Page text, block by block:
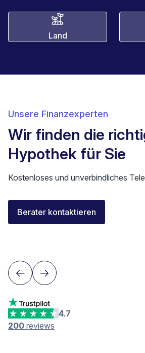
Land
Unsere Finanzexperten
Wir finden die
Hypothek für Sie
Kostenloses und unverbindliches
Berater kontaktieren
Elisa Longo
Finanzierungsberaterin IAF
4.7
200 reviews